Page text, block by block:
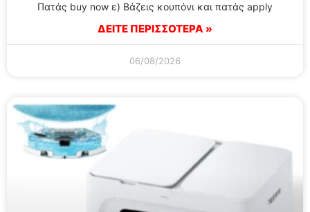
Πατάς buy now ε) Βάζεις κουπόνι και πατάς apply
ΔΕΙΤΕ ΠΕΡΙΣΣΟΤΕΡΑ »
06/08/2026